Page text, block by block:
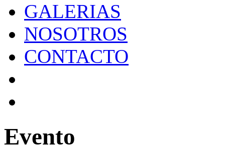
GALERIAS
NOSOTROS
CONTACTO
Evento